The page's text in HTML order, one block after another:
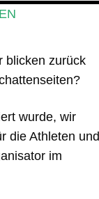
blicken zurück
wurde, wir
die Athleten und
im